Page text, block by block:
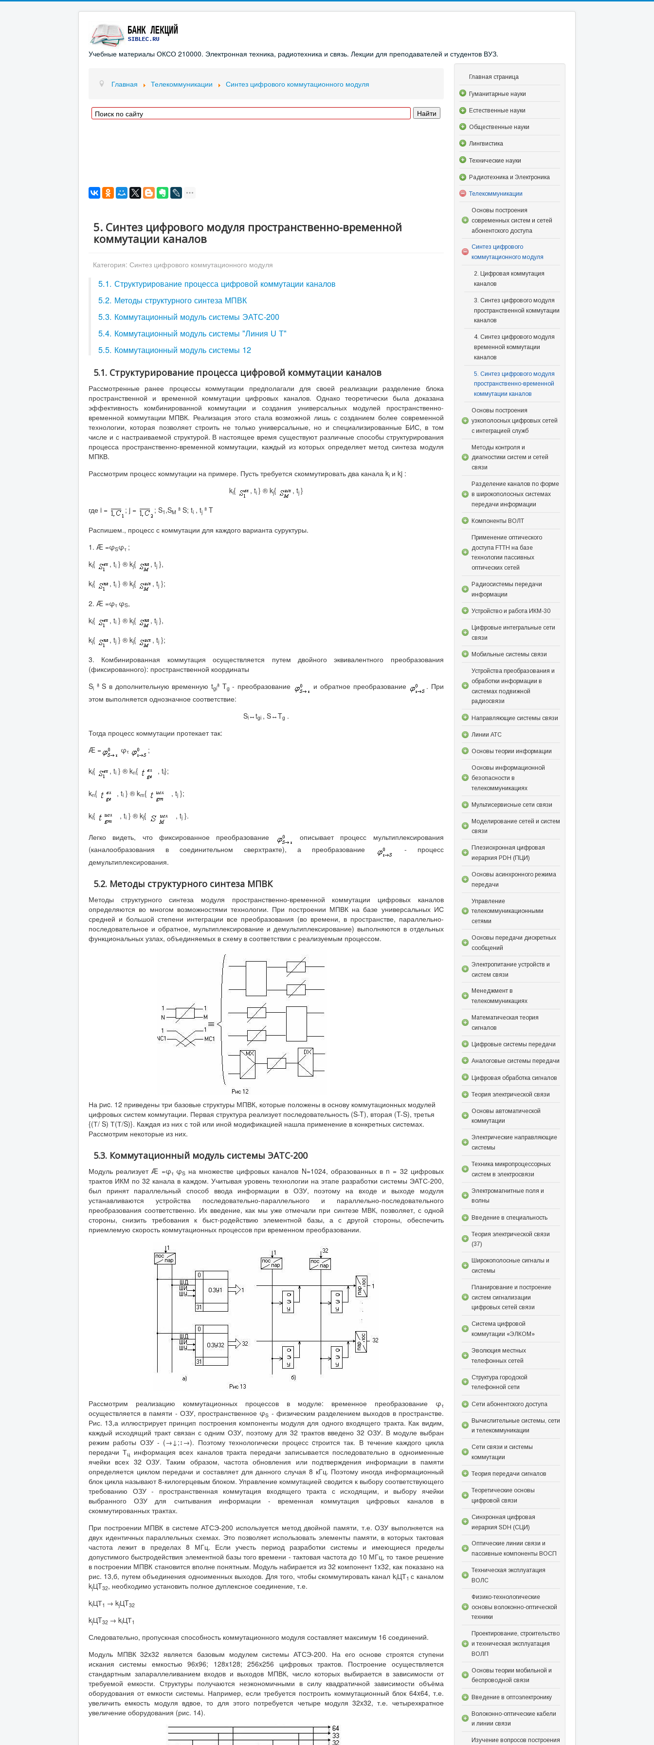
Учебные материалы ОКСО 210000. Электронная техника, радиотехника и связь. Лекции для преподавателей и студентов ВУЗ.
Главная Телекоммуникации Синтез цифрового коммутационного модуля
5. Синтез цифрового модуля пространственно-временной
коммутации каналов
Категория: Синтез цифрового коммутационного модуля
5.1. Структурирование процесса цифровой коммутации каналов
5.2. Методы структурного синтеза МПВК
5.3. Коммутационный модуль системы ЭАТС-200
5.4. Коммутационный модуль системы "Линия U Т"
5.5. Коммутационный модуль системы 12
5.1. Структурирование процесса цифровой коммутации каналов
Рассмотренные ранее процессы коммутации предполагали для своей реализации разделение блока
пространственной и временной коммутации цифровых каналов. Однако теоретически была доказана
эффективность комбинированной коммутации и создания универсальных модулей пространственно-
временной коммутации МПВК. Реализация этого стала возможной лишь с созданием более современной
технологии, которая позволяет строить не только универсальные, но и специализированные БИС, в том
числе и с настраиваемой структурой. В настоящее время существуют различные способы структурирования
процесса пространственно-временной коммутации, каждый из которых определяет метод синтеза модуля
МПКВ.
Рассмотрим процесс коммутации на примере. Пусть требуется скоммутировать два канала ki и kj :
ki{ , ti } ® kj{ , tj }
где i = ; j = ; S1 ,SM ª S; ti , tj ª T
Распишем., процесс с коммутации для каждого варианта суруктуры.
1. Æ =φSφτ ;
ki{ , ti } ® kj{ , tj },
ki{ , ti } ® kj{ , tj };
2. Æ =φτ φS,
ki{ , ti } ® kj{ , tj },
kj{ , tj } ® kj{ , tj };
3. Комбинированная коммутация осуществляется путем двойного эквивалентного преобразования
(фиксированного): пространственной координаты
Si ª S в дополнительную временную tgiª Tg- преобразование и обратное преобразование
. При
этом выполняется однозначное соответствие:
Si↔tgi , S↔Tg.
Тогда процесс коммутации протекает так:
Æ =
φτ ;
ki{ , ti } ® kn{ , ti};
kn{ , ti } ® km{ , tj };
ki{ , ti } ® kj{ , tj }.
Легко видеть, что фиксированное преобразование
описывает процесс мультиплексирования
(каналообразования в соединительном сверхтракте), а преобразование
- процесс
демультиплексирования.
5.2. Методы структурного синтеза МПВК
Методы структурного синтеза модуля пространственно-временной коммутации цифровых каналов
определяются во многом возможностями технологии. При построении МПВК на базе универсальных ИС
средней и большой степени интеграции все преобразования (во времени, в пространстве, параллельно-
последовательное и обратное, мультиплексирование и демультиплексирование) выполняются в отдельных
функциональных узлах, объединяемых в схему в соответствии с реализуемым процессом.
На pиc. 12 приведены три базовые структуры МПВК, которые положены в основу коммутационных модулей
цифровых систем коммутации. Первая структура реализует последовательность (S-T), вторая (T-S), третья
{(Т/ S) Т(Т/S)}. Каждая из них с той или иной модификацией нашла применение в конкретных системах.
Рассмотрим некоторые из них.
5.3. Коммутационный модуль системы ЭАТС-200
Модуль реализует Æ =φτ φS на множестве цифровых каналов N=1024, образованных в n = 32 цифровых
трактов ИКМ по 32 канала в каждом. Учитывая уровень технологии на этапе разработки системы ЭАТС-200,
был принят параллельный способ ввода информации в ОЗУ, поэтому на входе и выходе модуля
устанавливаются устройства последовательно-параллельного и параллельно-последовательного
преобразования соответственно. Их введение, как мы уже отмечали при синтезе МВК, позволяет, с одной
стороны, снизить требования к быст-родействию элементной базы, а с другой стороны, обеспечить
приемлемую скорость коммутационных процессов при временном преобразовании.
Рассмотрим реализацию коммутационных процессов в модуле: временное преобразование φτ
осуществляется в памяти - ОЗУ, пространственное φS - физическим разделением выходов в пространстве.
Рис. 13,а иллюстрирует принцип построения компоненты модуля для одного входящего тракта. Как видим,
каждый исходящий тракт связан с одним ОЗУ, поэтому для 32 трактов введено 32 ОЗУ. В модуле выбран
режим работы ОЗУ - (→↓;↕→). Поэтому технологически процесс cтроится так. В течение каждого цикла
передачи Тц информация всех каналов тракта передачи записывается последовательно в одноименные
ячейки всех 32 ОЗУ. Таким образом, частота обновления или подтверждения информации в памяти
определяется циклом передачи и составляет для данного случая 8 кГц. Поэтому иногда информационный
блок цикла называют 8-килогерцевым блоком. Управление коммутацией сводится к выбору соответствующего
требованию ОЗУ - пространственная коммутация входящего тракта с исходящим, и выбору ячейки
выбранного ОЗУ для считывания информации - временная коммутация цифровых каналов в
скоммутированных трактах.
При построении МПВК в системе АТСЭ-200 используется метод двойной памяти, т.е. ОЗУ выполняется на
двух идентичных параллельных схемах. Это позволяет использовать элементы памяти, в которых тактовая
частота лежит в пределах 8 МГц. Если учесть период разработки системы и имеющиеся пределы
допустимого быстродействия элементной базы того времени - тактовая частота до 10 МГц, то такое решение
в построении МПВК становится вполне понятным. Модуль набирается из 32 компонент 1x32, как показано на
рис. 13,б, путем объединения одноименных выходов. Для того, чтобы скоммутировать канал kiЦТ1с каналом
kjЦT32, необходимо установить полное дуплексное соединение, т.е.
kiЦТ1 → kjЦT32
kjЦT32 → kiЦТ1
Следовательно, пропускная способность коммутационного модуля составляет максимум 16 соединений.
Модуль МПВК 32x32 является базовым модулем системы АТСЭ-200. На его основе строятся ступени
искания системы емкостью 96x96; 128x128; 256x256 цифровых трактов. Построение осуществляется
стандартным запараллеливанием входов и выходов МПВК, число которых выбирается в зависимости от
требуемой емкости. Структуры получаются неэкономичными в силу квадратичной зависимости объёма
оборудования от емкости системы. Например, если требуется построить коммутационный блок 64x64, т.е.
увеличить емкость модуля вдвое, то для этого потребуется четыре модуля 32x32, т.е. четырехкратное
увеличение оборудования (рис. 14).
Главная страница
Гуманитарные науки
Естественные науки
Общественные науки
Лингвистика
Технические науки
Радиотехника и Электроника
Телекоммуникации
Основы построения
современных систем и сетей
абонентского доступа
Синтез цифрового
коммутационного модуля
2. Цифровая коммутация
каналов
3. Синтез цифрового модуля
пространственной коммутации
каналов
4. Синтез цифрового модуля
временной коммутации
каналов
5. Синтез цифрового модуля
пространственно-временной
коммутации каналов
Основы построения
узкополосных цифровых сетей
с интеграцией служб
Методы контроля и
диагностики систем и сетей
связи
Разделение каналов по форме
в широкополосных системах
передачи информации
Компоненты ВОЛТ
Применение оптического
доступа FTTH на базе
технологии пассивных
оптических сетей
Радиосистемы передачи
информации
Устройство и работа ИКМ-30
Цифровые интегральные сети
связи
Мобильные системы связи
Устройства преобразования и
обработки информации в
системах подвижной
радиосвязи
Направляющие системы связи
Линии АТС
Основы теории информации
Основы информационной
безопасности в
телекоммуникациях
Мультисервисные сети связи
Моделирование сетей и систем
связи
Плезиохронная цифровая
иерархия PDH (ПЦИ)
Основы асинхронного режима
передачи
Управление
телекоммуникационными
сетями
Основы передачи дискретных
сообщений
Электропитание устройств и
систем связи
Менеджмент в
телекоммуникациях
Математическая теория
сигналов
Цифровые системы передачи
Аналоговые системы передачи
Цифровая обработка сигналов
Теория электрической связи
Основы автоматической
коммутации
Электрические направляющие
системы
Техника микропроцессорных
систем в электросвязи
Электромагнитные поля и
волны
Введение в специальность
Теория электрической связи
(37)
Широкополосные сигналы и
системы
Планирование и построение
систем сигнализации
цифровых сетей связи
Система цифровой
коммутации «ЭЛКОМ»
Эволюция местных
телефонных сетей
Структура городской
телефонной сети
Сети абонентского доступа
Вычислительные системы, сети
и телекоммуникации
Сети связи и системы
коммутации
Теория передачи сигналов
Теоретические основы
цифровой связи
Синхронная цифровая
иерархия SDH (СЦИ)
Оптические линии связи и
пассивные компоненты ВОСП
Техническая эксплуатация
ВОЛС
Физико-технологические
основы волоконно-оптической
техники
Проектирование, строительство
и техническая эксплуатация
ВОЛП
Основы теории мобильной и
беспроводной связи
Введение в оптоэлектронику
Волоконно-оптические кабели
и линии связи
Изучение вопросов построения